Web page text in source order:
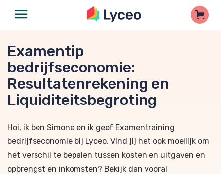
Examentip
bedrijfseconomie:
Resultatenrekening en
Liquiditeitsbegroting
Hoi, ik ben Simone en ik geef Examentraining
bedrijfseconomie bij Lyceo. Vind jij het ook moeilijk om
het verschil te bepalen tussen kosten en uitgaven en
opbrengst en inkomsten? Bekijk dan vooral